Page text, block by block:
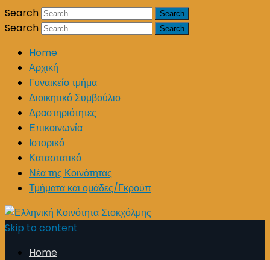
Search
Search
Home
Αρχική
Γυναικείο τμήμα
Διοικητικό Συμβούλιο
Δραστηριότητες
Επικοινωνία
Ιστορικό
Καταστατικό
Νέα της Κοινότητας
Τμήματα και ομάδες/Γκρούπ
Skip to content
Home